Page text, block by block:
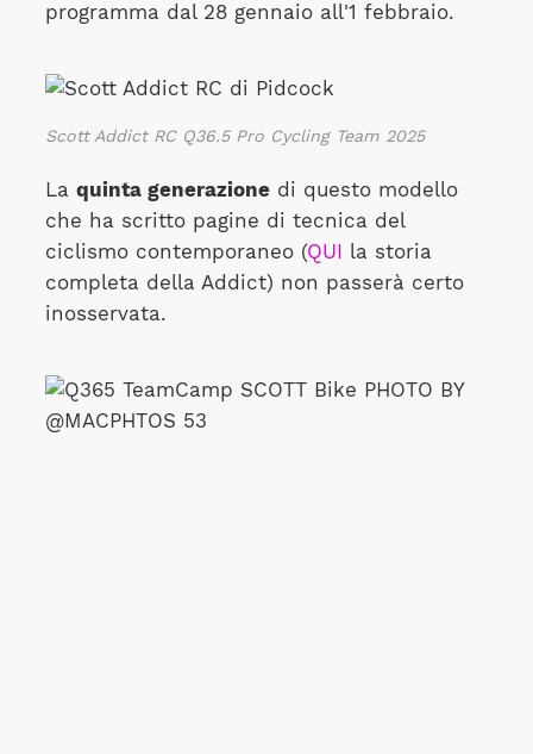
programma dal 28 gennaio all'1 febbraio.
Scott Addict RC Q36.5 Pro Cycling Team 2025
La quinta generazionedi questo modello
che ha scritto pagine di tecnica del
ciclismo contemporaneo (QUI la storia
completa della Addict) non passerà certo
inosservata.